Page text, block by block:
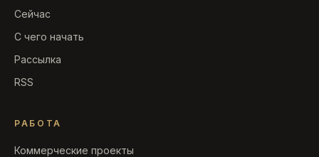
Сейчас
С чего начать
Рассылка
RSS
РАБОТА
Коммерческие проекты